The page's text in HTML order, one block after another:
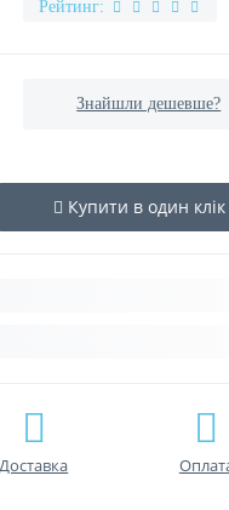
Рейтинг:
Знайшли дешевше?
Купити в один клік
Доставка